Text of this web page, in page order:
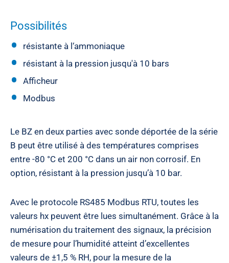
Possibilités
résistante à l‘ammoniaque
résistant à la pression jusqu'à 10 bars
Afficheur
Modbus
Le BZ en deux parties avec sonde déportée de la série
B peut être utilisé à des températures comprises
entre -80 °C et 200 °C dans un air non corrosif. En
option, résistant à la pression jusqu’à 10 bar.
Avec le protocole RS485 Modbus RTU, toutes les
valeurs hx peuvent être lues simultanément. Grâce à la
numérisation du traitement des signaux, la précision
de mesure pour l’humidité atteint d’excellentes
valeurs de ±1,5 % RH, pour la mesure de la